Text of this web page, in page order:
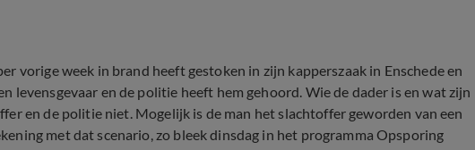
vorige week in brand heeft gestoken in zijn kapperszaak in Enschede en
levensgevaar en de politie heeft hem gehoord. Wie de dader is en wat zijn
en de politie niet. Mogelijk is de man het slachtoffer geworden van een
met dat scenario, zo bleek dinsdag in het programma Opsporing